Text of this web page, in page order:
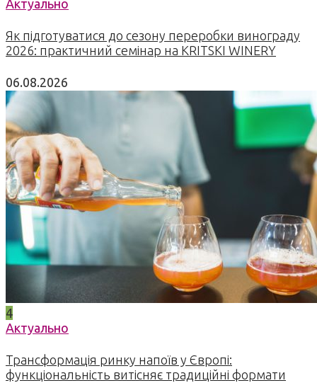
Актуально
Як підготуватися до сезону переробки винограду
2026: практичний семінар на KRITSKI WINERY
06.08.2026
4
Актуально
Трансформація ринку напоїв у Європі:
функціональність витісняє традиційні формати